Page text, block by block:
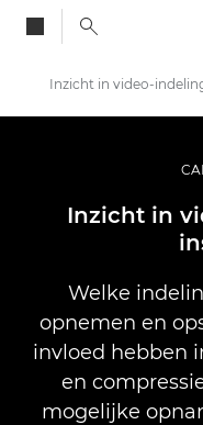
Inzicht in video-
Inzicht in
Welke
opnemen en
invloed hebben
en
mogelijke